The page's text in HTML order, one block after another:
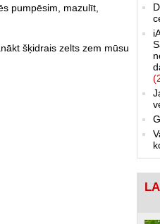
pumpēsim, mazulīt,
šķidrais zelts zem mūsu